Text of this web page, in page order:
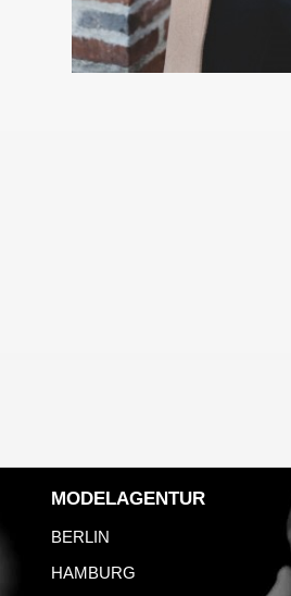
MODELAGENTUR
BERLIN
HAMBURG